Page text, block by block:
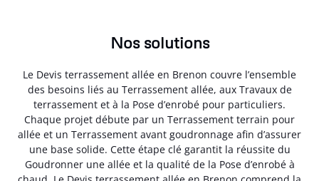
Nos solutions
Le Devis terrassement allée en Brenon couvre l’ensemble
des besoins liés au Terrassement allée, aux Travaux de
terrassement et à la Pose d’enrobé pour particuliers.
Chaque projet débute par un Terrassement terrain pour
allée et un Terrassement avant goudronnage afin d’assurer
une base solide. Cette étape clé garantit la réussite du
Goudronner une allée et la qualité de la Pose d’enrobé à